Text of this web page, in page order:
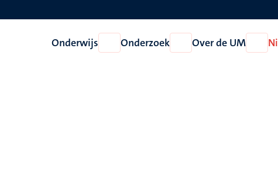
Onderwijs
Open
Onderwijs
Onderzoek
Open
Onderzoek
Over de UM
Open
Over